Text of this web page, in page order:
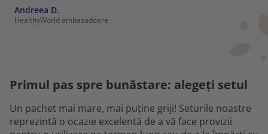
Andreea D.
HealthyWorld ambasadoare
Primul pas spre bunăstare: alegeți setul
Un pachet mai mare, mai puține griji! Seturile noastre
reprezintă o ocazie excelentă de a vă face provizii